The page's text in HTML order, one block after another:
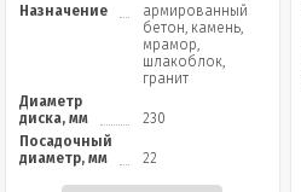
Назначение
армированный
бетон, камень,
мрамор,
шлакоблок,
гранит
Диаметр
диска, мм
230
Посадочный
диаметр, мм
22